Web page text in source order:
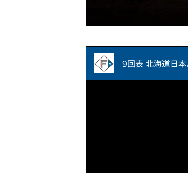
9回表 北海道日